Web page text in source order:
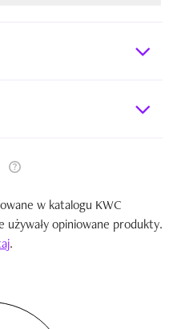
w katalogu KWC
używały opiniowane produkty.
.